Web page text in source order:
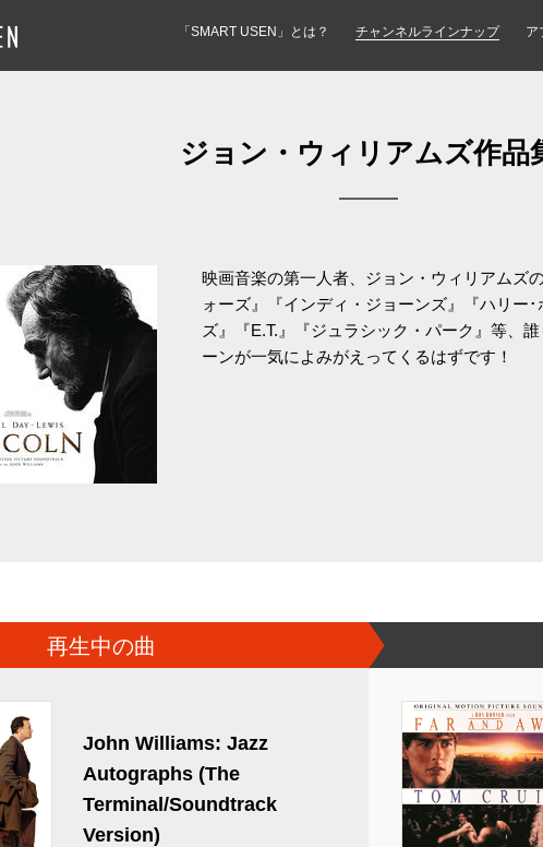
「SMART USEN」とは？ チャンネルラインナップ ア
ジョン・ウィリアムズ作品
映画音楽の第一人者、ジョン・ウィリアムズ
ォーズ』『インディ・ジョーンズ』『ハリー
ズ』『E.T.』『ジュラシック・パーク』等、
ーンが一気によみがえってくるはずです！
再生中の曲
John Williams: Jazz
Autographs (The
Terminal/Soundtrack
Version)